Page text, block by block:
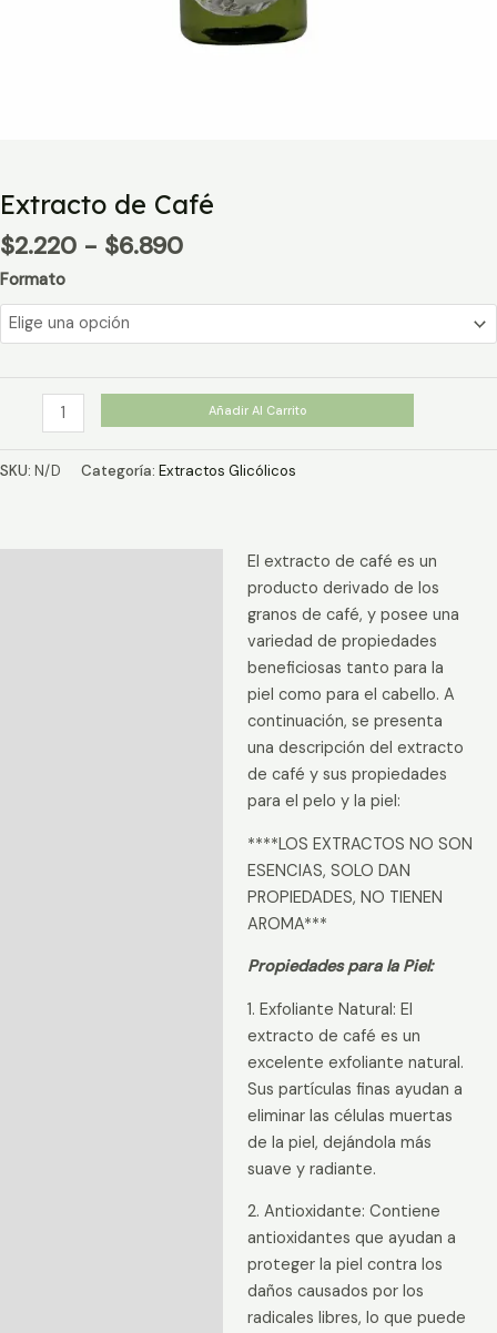
Extracto de Café
$2.220 - $6.890Rango
precios:
$2.220
hasta
$6.890
Formato
Extracto
Añadir Al Carrito
SKU: N/D Categoría: Extractos Glicólicos
El extracto de café es un
producto derivado de los
granos de café, y posee una
variedad de propiedades
beneficiosas tanto para la
piel como para el cabello. A
continuación, se presenta
una descripción del extracto
de café y sus propiedades
para el pelo y la piel:
****LOS EXTRACTOS NO SON
ESENCIAS, SOLO DAN
PROPIEDADES, NO TIENEN
AROMA***
Propiedades para la Piel:
1. Exfoliante Natural: El
extracto de café es un
excelente exfoliante natural.
Sus partículas finas ayudan a
eliminar las células muertas
de la piel, dejándola más
suave y radiante.
2. Antioxidante: Contiene
antioxidantes que ayudan a
proteger la piel contra los
daños causados por los
radicales libres, lo que puede